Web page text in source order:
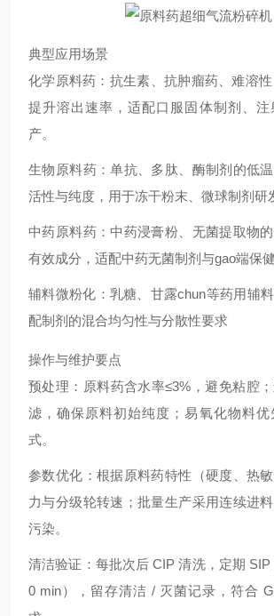
典型应用场景
化学原料药：抗生素、抗肿瘤药、难溶性
提升溶出速率，适配口服固体制剂、注
产。
生物原料药：单抗、多肽、酶制剂的低
活性与纯度，用于冻干粉末、微球制剂研
中药原料药：中药浸膏粉、无菌提取物
有效成分，适配中药无菌制剂与gao端保健
辅料微粉化：乳糖、甘露chun等药用辅
配制剂的混合均匀性与分散性要求
操作与维护要点
预处理：原料药含水率≤3%，避免粘腔
滤，确保原料初始纯度；易氧化物料优
式。
参数优化：根据原料药特性（硬度、热
力与分级轮转速；批量生产采用连续进
污染。
清洁验证：每批次后 CIP 清洗，定期
0 min），留存清洁 / 灭菌记录，符合